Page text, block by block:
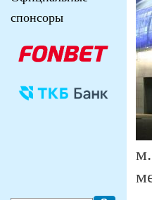
спонсоры